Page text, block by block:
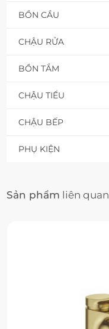
BỒN CẦU
CHẬU RỬA
BỒN TẮM
CHẬU TIỂU
CHẬU BẾP
PHỤ KIỆN
Sản phẩm liên quan